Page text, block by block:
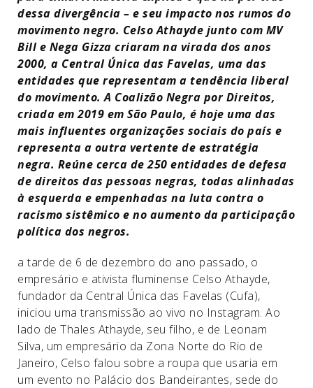
dessa divergência – e seu impacto nos rumos do
movimento negro. Celso Athayde junto com MV
Bill e Nega Gizza criaram na virada dos anos
2000, a Central Única das Favelas, uma das
entidades que representam a tendência liberal
do movimento. A Coalizão Negra por Direitos,
criada em 2019 em São Paulo, é hoje uma das
mais influentes organizações sociais do país e
representa a outra vertente de estratégia
negra. Reúne cerca de 250 entidades de defesa
de direitos das pessoas negras, todas alinhadas
à esquerda e empenhadas na luta contra o
racismo sistêmico e no aumento da participação
política dos negros.
a tarde de 6 de dezembro do ano passado, o
empresário e ativista fluminense Celso Athayde,
fundador da Central Única das Favelas (Cufa),
iniciou uma transmissão ao vivo no Instagram. Ao
lado de Thales Athayde, seu filho, e de Leonam
Silva, um empresário da Zona Norte do Rio de
Janeiro, Celso falou sobre a roupa que usaria em
um evento no Palácio dos Bandeirantes, sede do